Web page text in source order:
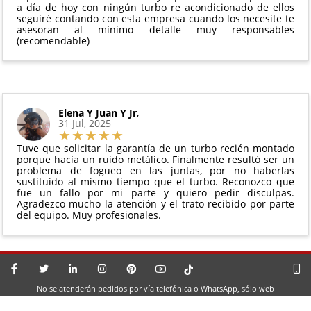
a día de hoy con ningún turbo re acondicionado de ellos
seguiré contando con esta empresa cuando los necesite te
asesoran al mínimo detalle muy responsables
(recomendable)
Elena Y Juan Y Jr,
31 Jul, 2025
Tuve que solicitar la garantía de un turbo recién montado
porque hacía un ruido metálico. Finalmente resultó ser un
problema de fogueo en las juntas, por no haberlas
sustituido al mismo tiempo que el turbo. Reconozco que
fue un fallo por mi parte y quiero pedir disculpas.
Agradezco mucho la atención y el trato recibido por parte
del equipo. Muy profesionales.
No se atenderán pedidos por vía telefónica o WhatsApp, sólo web